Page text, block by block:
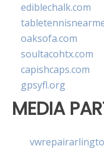
ediblechalk.com
oaksofa.com
soultacohtx.com
capishcaps.com
gpsyfl.org
MEDIA